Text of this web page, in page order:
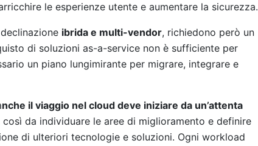
le esperienze utente e aumentare la sicurezza.
ibrida e multi-vendor, richiedono però un
di soluzioni as-a-service non è sufficiente per
un piano lungimirante per migrare, integrare e
nche il viaggio nel cloud deve iniziare da un’attenta
da individuare le aree di miglioramento e definire
di ulteriori tecnologie e soluzioni. Ogni workload